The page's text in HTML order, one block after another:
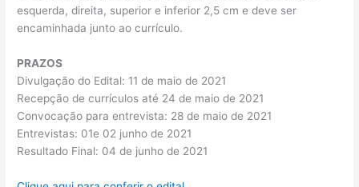
esquerda, direita, superior e inferior 2,5 cm e deve ser
encaminhada junto ao currículo.
PRAZOS
Divulgação do Edital: 11 de maio de 2021
Recepção de currículos até 24 de maio de 2021
Convocação para entrevista: 28 de maio de 2021
Entrevistas: 01e 02 junho de 2021
Resultado Final: 04 de junho de 2021